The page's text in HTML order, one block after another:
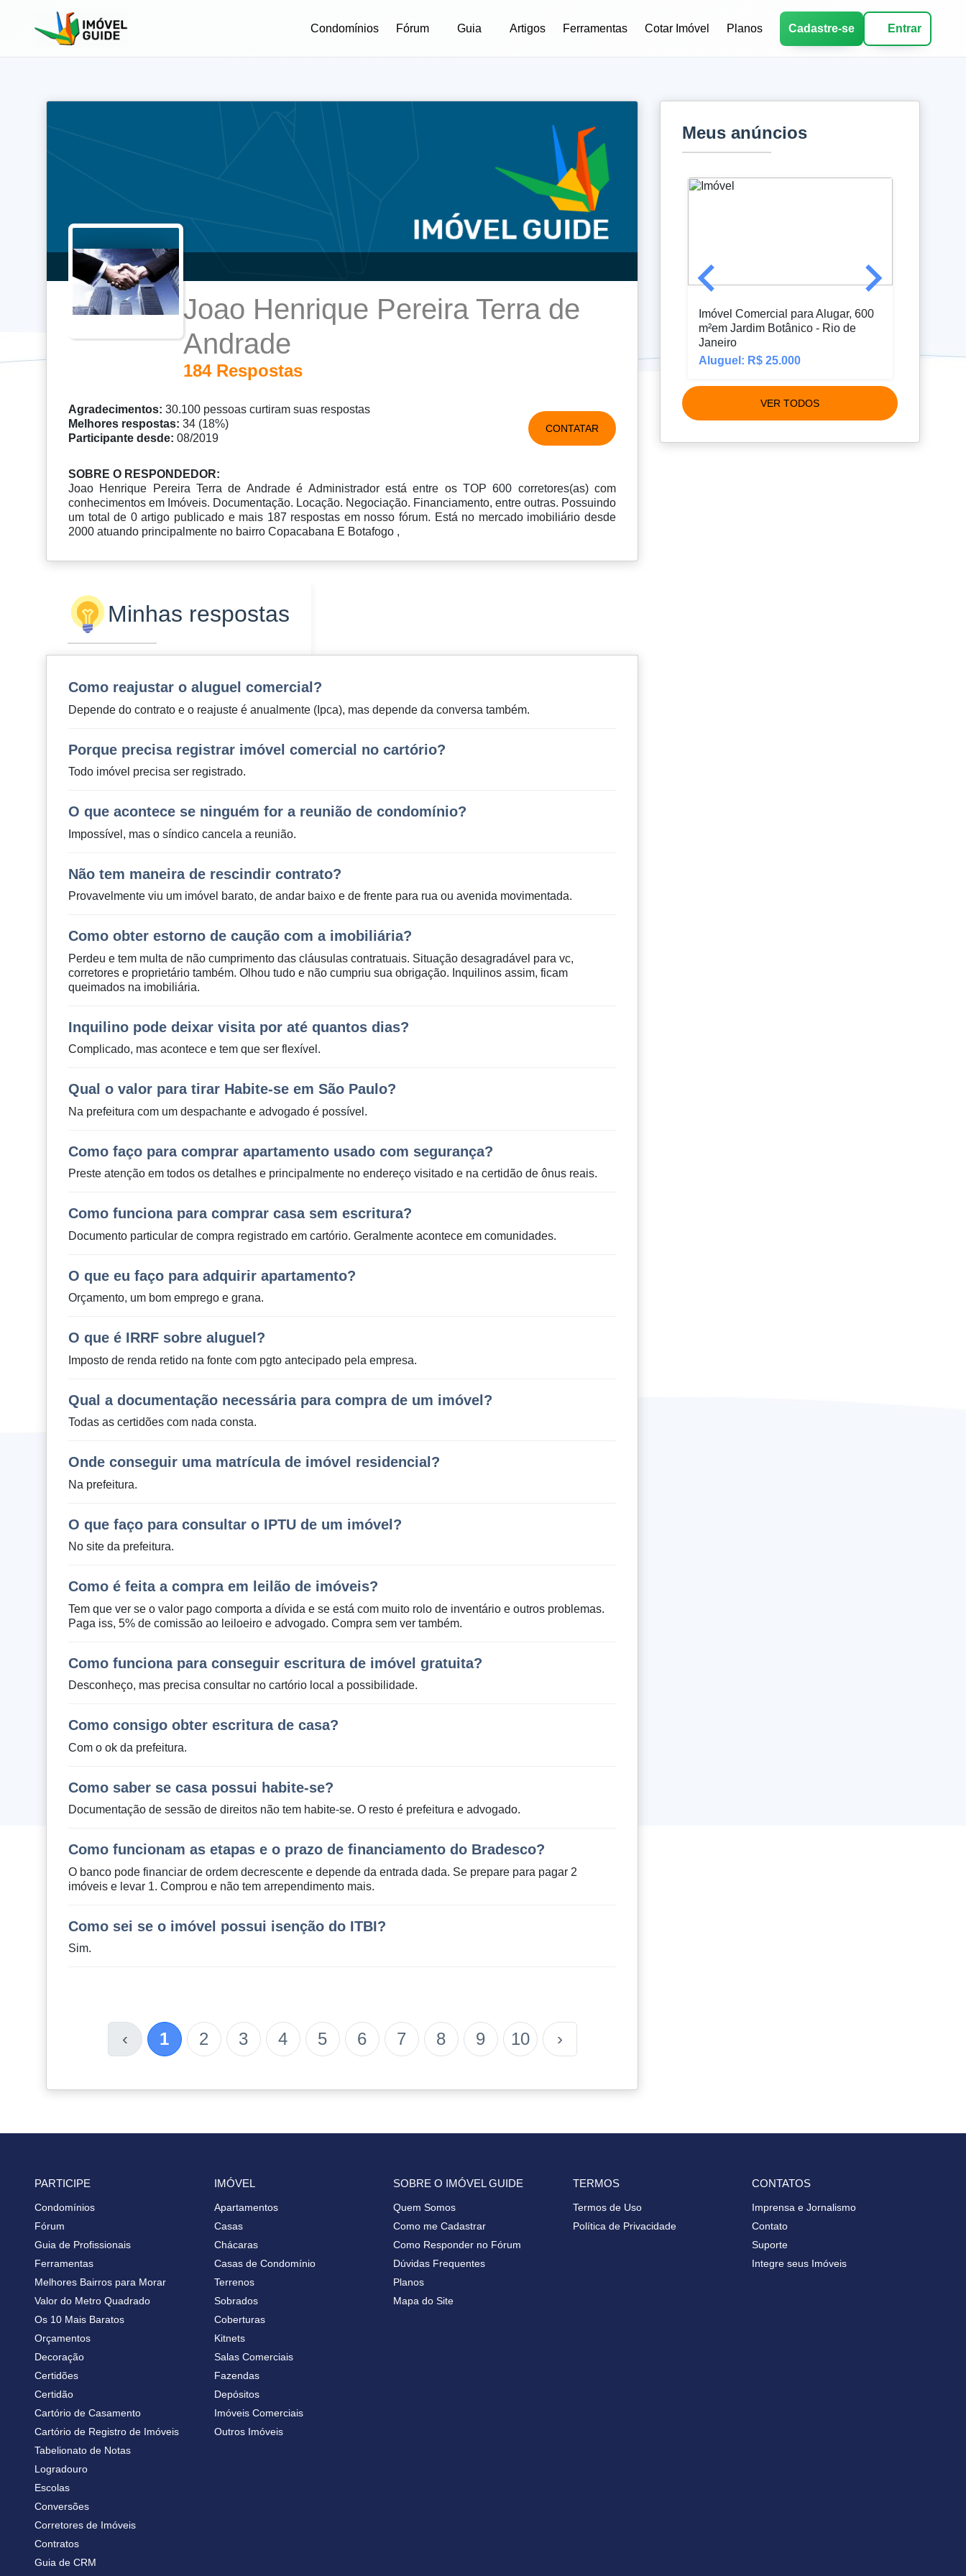
Condomínios Fórum Guia Artigos Ferramentas Cotar Imóvel Planos Cadastre-se Entrar
Joao Henrique Pereira Terra de
Andrade
184 Respostas
Agradecimentos: 30.100 pessoas curtiram suas respostas
Melhores respostas: 34 (18%)
Participante desde: 08/2019
CONTATAR
SOBRE O RESPONDEDOR:
Joao Henrique Pereira Terra de Andrade é Administrador está entre os TOP 600 corretores(as) com
conhecimentos em Imóveis. Documentação. Locação. Negociação. Financiamento, entre outras. Possuindo
um total de 0 artigo publicado e mais 187 respostas em nosso fórum. Está no mercado imobiliário desde
2000 atuando principalmente no bairro Copacabana E Botafogo ,
Minhas respostas
Como reajustar o aluguel comercial?
Depende do contrato e o reajuste é anualmente (Ipca), mas depende da conversa também.
Porque precisa registrar imóvel comercial no cartório?
Todo imóvel precisa ser registrado.
O que acontece se ninguém for a reunião de condomínio?
Impossível, mas o síndico cancela a reunião.
Não tem maneira de rescindir contrato?
Provavelmente viu um imóvel barato, de andar baixo e de frente para rua ou avenida movimentada.
Como obter estorno de caução com a imobiliária?
Perdeu e tem multa de não cumprimento das cláusulas contratuais. Situação desagradável para vc,
corretores e proprietário também. Olhou tudo e não cumpriu sua obrigação. Inquilinos assim, ficam
queimados na imobiliária.
Inquilino pode deixar visita por até quantos dias?
Complicado, mas acontece e tem que ser flexível.
Qual o valor para tirar Habite-se em São Paulo?
Na prefeitura com um despachante e advogado é possível.
Como faço para comprar apartamento usado com segurança?
Preste atenção em todos os detalhes e principalmente no endereço visitado e na certidão de ônus reais.
Como funciona para comprar casa sem escritura?
Documento particular de compra registrado em cartório. Geralmente acontece em comunidades.
O que eu faço para adquirir apartamento?
Orçamento, um bom emprego e grana.
O que é IRRF sobre aluguel?
Imposto de renda retido na fonte com pgto antecipado pela empresa.
Qual a documentação necessária para compra de um imóvel?
Todas as certidões com nada consta.
Onde conseguir uma matrícula de imóvel residencial?
Na prefeitura.
O que faço para consultar o IPTU de um imóvel?
No site da prefeitura.
Como é feita a compra em leilão de imóveis?
Tem que ver se o valor pago comporta a dívida e se está com muito rolo de inventário e outros problemas.
Paga iss, 5% de comissão ao leiloeiro e advogado. Compra sem ver também.
Como funciona para conseguir escritura de imóvel gratuita?
Desconheço, mas precisa consultar no cartório local a possibilidade.
Como consigo obter escritura de casa?
Com o ok da prefeitura.
Como saber se casa possui habite-se?
Documentação de sessão de direitos não tem habite-se. O resto é prefeitura e advogado.
Como funcionam as etapas e o prazo de financiamento do Bradesco?
O banco pode financiar de ordem decrescente e depende da entrada dada. Se prepare para pagar 2
imóveis e levar 1. Comprou e não tem arrependimento mais.
Como sei se o imóvel possui isenção do ITBI?
Sim.
‹ 1 2 3 4 5 6 7 8 9 10 ›
Meus anúncios
Imóvel Comercial para Alugar, 600
m²em Jardim Botânico - Rio de
Janeiro
Aluguel: R$ 25.000
VER TODOS
PARTICIPE
Condomínios
Fórum
Guia de Profissionais
Ferramentas
Melhores Bairros para Morar
Valor do Metro Quadrado
Os 10 Mais Baratos
Orçamentos
Decoração
Certidões
Certidão
Cartório de Casamento
Cartório de Registro de Imóveis
Tabelionato de Notas
Logradouro
Escolas
Conversões
Corretores de Imóveis
Contratos
Guia de CRM
IMÓVEL
Apartamentos
Casas
Chácaras
Casas de Condomínio
Terrenos
Sobrados
Coberturas
Kitnets
Salas Comerciais
Fazendas
Depósitos
Imóveis Comerciais
Outros Imóveis
SOBRE O IMÓVEL GUIDE
Quem Somos
Como me Cadastrar
Como Responder no Fórum
Dúvidas Frequentes
Planos
Mapa do Site
TERMOS
Termos de Uso
Política de Privacidade
CONTATOS
Imprensa e Jornalismo
Contato
Suporte
Integre seus Imóveis